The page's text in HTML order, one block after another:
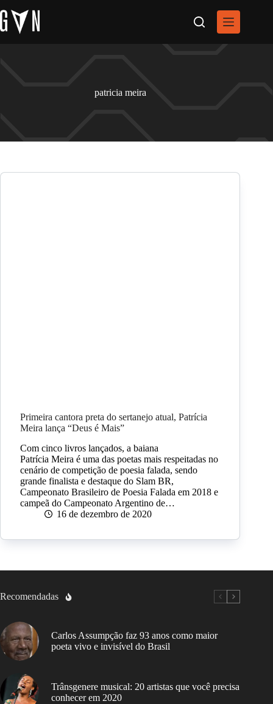
para
o
conteúdo
patricia meira
Primeira cantora preta do sertanejo atual, Patrícia
Meira lança “Deus é Mais”
Com cinco livros lançados, a baiana
Patrícia Meira é uma das poetas mais respeitadas no
cenário de competição de poesia falada, sendo
grande finalista e destaque do Slam BR,
Campeonato Brasileiro de Poesia Falada em 2018 e
campeã do Campeonato Argentino de…
16 de dezembro de 2020
Recomendadas
Carlos Assumpção faz 93 anos como maior
poeta vivo e invisível do Brasil
Trânsgenere musical: 20 artistas que você precisa
conhecer em 2020